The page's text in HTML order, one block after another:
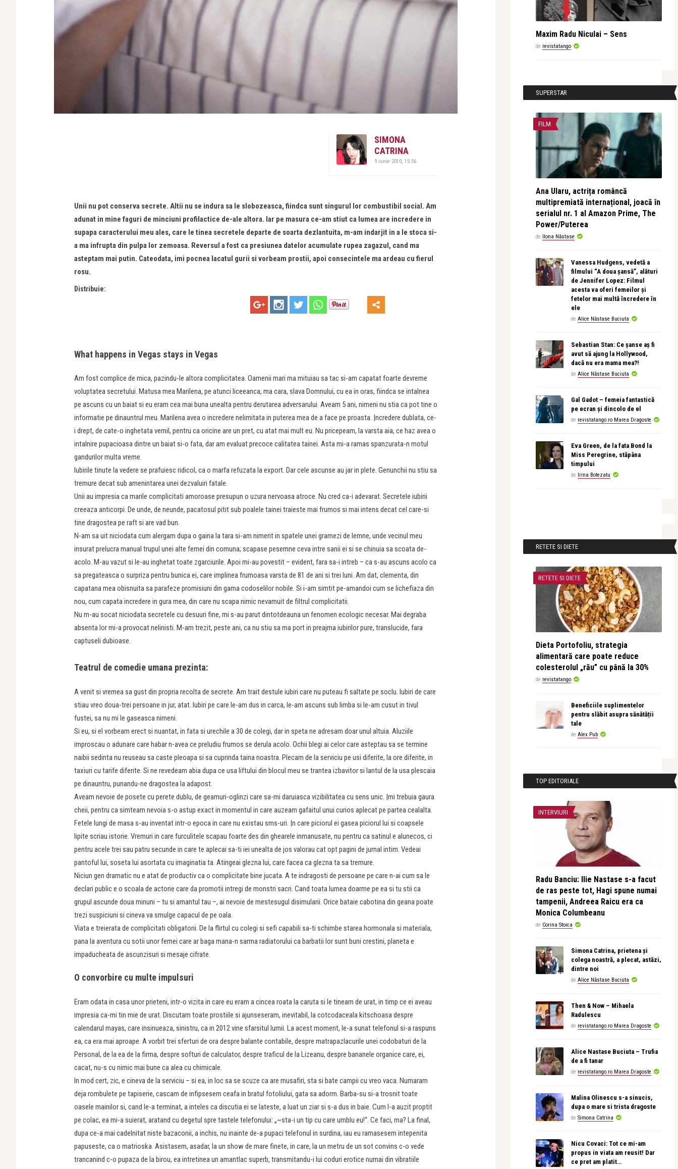
SIMONA
CATRINA
9 iunie 2010, 15:56
Unii nu pot conserva secrete. Altii nu se indura sa le slobozeasca, fiindca sunt singurul lor combustibil social. Am
adunat in mine faguri de minciuni profilactice de-ale altora. Iar pe masura ce-am stiut ca lumea are incredere in
supapa caracterului meu ales, care le tinea secretele departe de soarta dezlantuita, m-am indarjit in a le stoca si-
a ma infrupta din pulpa lor zemoasa. Reversul a fost ca presiunea datelor acumulate rupea zagazul, cand ma
asteptam mai putin. Cateodata, imi pocnea lacatul gurii si vorbeam prostii, apoi consecintele ma ardeau cu fierul
rosu.
Distribuie:
What happens in Vegas stays in Vegas
Am fost complice de mica, pazindu-le altora complicitatea. Oamenii mari ma mituiau sa tac si-am capatat foarte devreme
voluptatea secretului. Matusa mea Marilena, pe atunci liceeanca, ma cara, slava Domnului, cu ea in oras, fiindca se intalnea
pe ascuns cu un baiat si eu eram cea mai buna unealta pentru derutarea adversarului. Aveam 5 ani, nimeni nu stia ca pot tine o
informatie pe dinauntrul meu. Marilena avea o incredere nelimitata in puterea mea de a face pe proasta. |ncredere dublata, ce-
i drept, de cate-o inghetata vernil, pentru ca oricine are un pret, cu atat mai mult eu. Nu pricepeam, la varsta aia, ce haz avea o
intalnire pupacioasa dintre un baiat si-o fata, dar am evaluat precoce calitatea tainei. Asta mi-a ramas spanzurata-n motul
gandurilor multa vreme.
Iubirile tinute la vedere se prafuiesc ridicol, ca o marfa refuzata la export. Dar cele ascunse au jar in plete. Genunchii nu stiu sa
tremure decat sub amenintarea unei dezvaluiri fatale.
Unii au impresia ca marile complicitati amoroase presupun o uzura nervoasa atroce. Nu cred ca-i adevarat. Secretele iubirii
creeaza anticorpi. De unde, de neunde, pacatosul pitit sub poalele tainei traieste mai frumos si mai intens decat cel care-si
tine dragostea pe raft si are vad bun.
N-am sa uit niciodata cum alergam dupa o gaina la tara si-am nimerit in spatele unei gramezi de lemne, unde vecinul meu
insurat prelucra manual trupul unei alte femei din comuna; scapase pesemne ceva intre sanii ei si se chinuia sa scoata de-
acolo. M-au vazut si le-au inghetat toate zgarciurile. Apoi mi-au povestit – evident, fara sa-i intreb – ca s-au ascuns acolo ca
sa pregateasca o surpriza pentru bunica ei, care implinea frumoasa varsta de 81 de ani si trei luni. Am dat, clementa, din
capatana mea obisnuita sa parafeze promisiuni din gama codoselilor nobile. Si i-am simtit pe-amandoi cum se lichefiaza din
nou, cum capata incredere in gura mea, din care nu scapa nimic nevamuit de filtrul complicitatii.
Nu m-au socat niciodata secretele cu desuuri fine, mi s-au parut dintotdeauna un fenomen ecologic necesar. Mai degraba
absenta lor mi-a provocat nelinisti. M-am trezit, peste ani, ca nu stiu sa ma port in preajma iubirilor pure, translucide, fara
captuseli dubioase.
Teatrul de comedie umana prezinta:
A venit si vremea sa gust din propria recolta de secrete. Am trait destule iubiri care nu puteau fi saltate pe soclu. Iubiri de care
stiau vreo doua-trei persoane in jur, atat. Iubiri pe care le-am dus in carca, le-am ascuns sub limba si le-am cusut in tivul
fustei, sa nu mi le gaseasca nimeni.
Si eu, si el vorbeam erect si nuantat, in fata si urechile a 30 de colegi, dar in speta ne adresam doar unul altuia. Aluziile
improscau o adunare care habar n-avea ce preludiu frumos se derula acolo. Ochii blegi ai celor care asteptau sa se termine
naibii sedinta nu reuseau sa caste pleoapa si sa cuprinda taina noastra. Plecam de la serviciu pe usi diferite, la ore diferite, in
taxiuri cu tarife diferite. Si ne revedeam abia dupa ce usa liftului din blocul meu se trantea izbavitor si lantul de la usa plescaia
pe dinauntru, punandu-ne dragostea la adapost.
Aveam nevoie de posete cu perete dublu, de geamuri-oglinzi care sa-mi daruiasca vizibilitatea cu sens unic. |mi trebuia gaura
cheii, pentru ca simteam nevoia s-o astup exact in momentul in care auzeam gafaitul unui curios aplecat pe partea cealalta.
Fetele lungi de masa s-au inventat intr-o epoca in care nu existau sms-uri. |n care piciorul ei gasea piciorul lui si coapsele
lipite scriau istorie. Vremuri in care furculitele scapau foarte des din ghearele inmanusate, nu pentru ca satinul e alunecos, ci
pentru acele trei sau patru secunde in care te aplecai sa-ti iei unealta de jos valorau cat opt pagini de jurnal intim. Vedeai
pantoful lui, soseta lui asortata cu imaginatia ta. Atingeai glezna lui, care facea ca glezna ta sa tremure.
Niciun gen dramatic nu e atat de productiv ca o complicitate bine jucata. A te indragosti de persoane pe care n-ai cum sa le
declari public e o scoala de actorie care da promotii intregi de monstri sacri. Cand toata lumea doarme pe ea si tu stii ca
grupul ascunde doua minuni – tu si amantul tau –, ai nevoie de mestesugul disimularii. Orice bataie cabotina din geana poate
trezi suspiciuni si cineva va smulge capacul de pe oala.
Viata e treierata de complicitati obligatorii. De la flirtul cu colegi si sefi capabili sa-ti schimbe starea hormonala si materiala,
pana la aventura cu sotii unor femei care ar baga mana-n sarma radiatorului ca barbatii lor sunt buni crestini, planeta e
impaducheata de ascunzisuri si mesaje cifrate.
O convorbire cu multe impulsuri
Eram odata in casa unor prieteni, intr-o vizita in care eu eram a cincea roata la caruta si le tineam de urat, in timp ce ei aveau
impresia ca-mi tin mie de urat. Discutam toate prostiile si ajunseseram, inevitabil, la cotcodaceala kitschoasa despre
calendarul mayas, care insinueaza, sinistru, ca in 2012 vine sfarsitul lumii. La acest moment, le-a sunat telefonul si-a raspuns
ea, ca era mai aproape. A vorbit trei sferturi de ora despre balante contabile, despre matrapazlacurile unei codobaturi de la
Personal, de la ea de la firma, despre softuri de calculator, despre traficul de la Lizeanu, despre bananele organice care, ei,
cacat, nu-s cu nimic mai bune ca alea cu chimicale.
In mod cert, zic, e cineva de la serviciu – si ea, in loc sa se scuze ca are musafiri, sta si bate campii cu vreo vaca. Numaram
deja rombulete pe tapiserie, cascam de infipsesem ceafa in bratul fotoliului, gata sa adorm. Barba-su si-a trosnit toate
oasele mainilor si, cand le-a terminat, a inteles ca discutia ei se lateste, a luat un ziar si s-a dus in baie. Cum l-a auzit proptit
pe colac, ea mi-a suierat, aratand cu degetul spre tastele telefonului: „~sta-i un tip cu care umblu eu!“. Ce faci, ma? La final,
dupa ce-a mai cadelnitat niste bazaconii, a inchis, nu inainte de-a pupaci telefonul in surdina, iau eu ramasesem intepenita
papuseste, ca o matrioska. Asistasem, asadar, la un show de mare finete, in care, la un metru de un sot convins c-o vede
trancanind c-o pupaza de la birou, ea intretinea un amantlac superb, transmitandu-i lui coduri erotice numai din vibratiile
Maxim Radu Niculai – Sens
de revistatango
SUPERSTAR
FILM
Ana Ularu, actrița româncă
multipremiată internațional, joacă în
serialul nr. 1 al Amazon Prime, The
Power/Puterea
de Ilona Năstase
Vanessa Hudgens, vedetă a
filmului “A doua șansă”, alături
de Jennifer Lopez: Filmul
acesta va oferi femeilor și
fetelor mai multă încredere în
ele
de Alice Năstase Buciuta
Sebastian Stan: Ce șanse aș fi
avut să ajung la Hollywood,
dacă nu era mama mea?!
de Alice Năstase Buciuta
Gal Gadot – femeia fantastică
pe ecran și dincolo de el
de revistatango.ro Marea Dragoste
Eva Green, de la fata Bond la
Miss Peregrine, stăpâna
timpului
de Irina Botezatu
RETETE SI DIETE
RETETE SI DIETE
Dieta Portofoliu, strategia
alimentară care poate reduce
colesterolul „rău” cu până la 30%
de revistatango
Beneficiile suplimentelor
pentru slăbit asupra sănătății
tale
de Alex Pub
TOP EDITORIALE
INTERVIURI
Radu Banciu: Ilie Nastase s-a facut
de ras peste tot, Hagi spune numai
tampenii, Andreea Raicu era ca
Monica Columbeanu
de Corina Stoica
Simona Catrina, prietena și
colega noastră, a plecat, astăzi,
dintre noi
de Alice Năstase Buciuta
Then & Now – Mihaela
Radulescu
de revistatango.ro Marea Dragoste
Alice Nastase Buciuta – Trufia
de a fi tanar
de revistatango.ro Marea Dragoste
Malina Olinescu s-a sinucis,
dupa o mare si trista dragoste
de Simona Catrina
Nicu Covaci: Tot ce mi-am
propus in viata am reusit! Dar
ce pret am platit…